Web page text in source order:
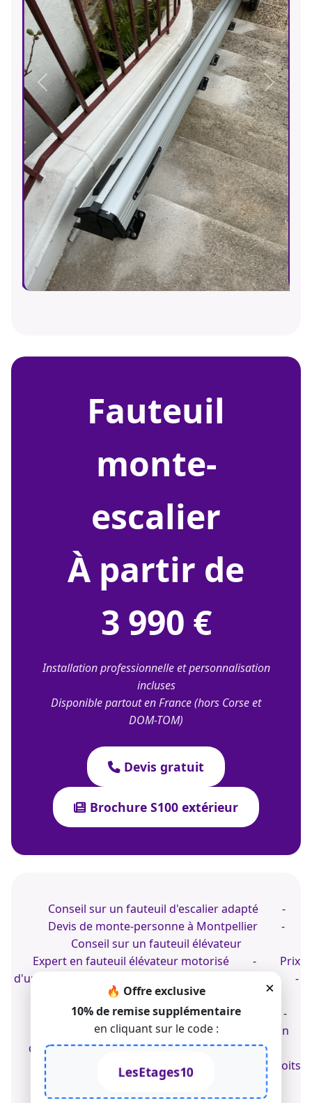
Précédent Suivant
fauteuil
monte-
escalier
À partir de
3 990 €
Installation professionnelle et personnalisation
incluses
Disponible partout en France (hors Corse et
DOM-TOM)
Devis gratuit
Brochure S100 extérieur
×
🔥 Offre exclusive
10% de remise supplémentaire
en cliquant sur le code :
LesEtages10
Conseil sur un fauteuil d'escalier adapté
-
Devis de monte-personne à Montpellier
-
Conseil sur un fauteuil élévateur
Expert en fauteuil élévateur motorisé
-
Prix
d'un monte-escalier pour l'intérieur de la maison
-
Expert en monte-personnes
Achat d'un fauteuil d'escaliers électrique
-
Monte-personne à Nîmes
-
Installation
d'une chaise d'escalier dans votre habitation
© 2022-2026 TK Home Solutions - CGV - Tous droits
réservés